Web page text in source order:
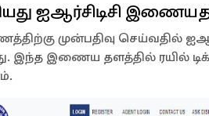
ஐஆர்சிடிசி
முன்பதிவு செய்வதில்
இந்த இணைய தளத்தில் ரயில்